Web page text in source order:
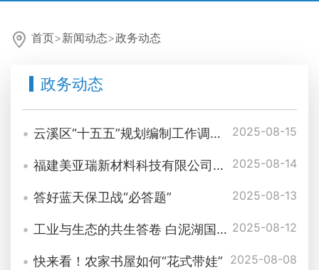
首页>新闻动态>政务动态
政务动态
云溪区“十五五”规划编制工作调度会召开 2025-08-15
福建美亚瑞新材料科技有限公司来我区考察 2025-08-14
答好蓝天保卫战“必答题” 2025-08-13
工业与生态的共生答卷 白泥湖国家湿地公园：石化新城的生态屏障 2025-08-12
快来看！农家书屋如何“花式带娃” 2025-08-08